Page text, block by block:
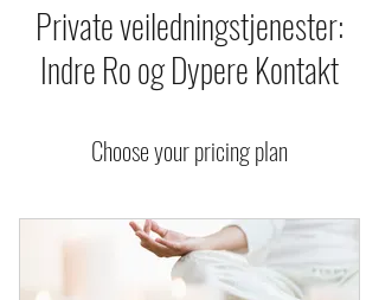
Private veiledningstjenester:
Indre Ro og Dypere Kontakt
Choose your pricing plan